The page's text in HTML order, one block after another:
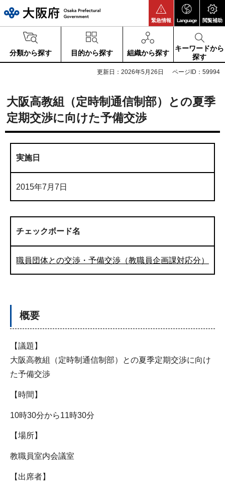
緊急情報 Language 閲覧補助
分類から探す 目的から探す 組織から探す
キーワードから
探す
更新日：2026年5月26日 ページID：59994
大阪高教組（定時制通信制部）との夏季
定期交渉に向けた予備交渉
実施日
2015年7月7日
チェックボード名
職員団体との交渉・予備交渉（教職員企画課対応分）
概要
【議題】
大阪高教組（定時制通信制部）との夏季定期交渉に向け
た予備交渉
【時間】
10時30分から11時30分
【場所】
教職員室内会議室
【出席者】